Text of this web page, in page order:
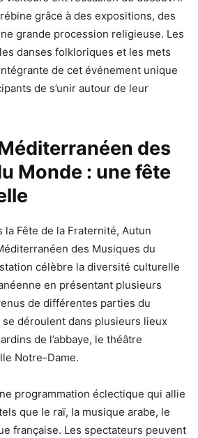
grâce à des expositions, des
grande procession religieuse. Les
danses folkloriques et les mets
de cet événement unique
de s’unir autour de leur
des
Monde : une fête
la Fête de la Fraternité, Autun
des Musiques du
célèbre la diversité culturelle
en présentant plusieurs
de différentes parties du
déroulent dans plusieurs lieux
de l’abbaye, le théâtre
Notre-Dame.
programmation éclectique qui allie
que le raï, la musique arabe, le
française. Les spectateurs peuvent